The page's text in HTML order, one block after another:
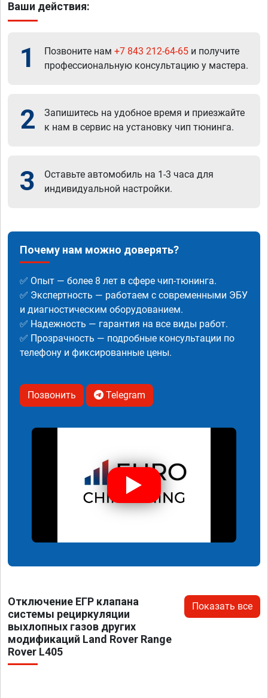
Ваши действия:
1 Позвоните нам +7 843 212-64-65 и получите
профессиональную консультацию у мастера.
2
Запишитесь на удобное время и приезжайте
к нам в сервис на установку чип тюнинга.
3
Оставьте автомобиль на 1-3 часа для
индивидуальной настройки.
Почему нам можно доверять?
✅ Опыт — более 8 лет в сфере чип-тюнинга.
✅ Экспертность — работаем с современными ЭБУ
и диагностическим оборудованием.
✅ Надежность — гарантия на все виды работ.
✅ Прозрачность — подробные консультации по
телефону и фиксированные цены.
Позвонить Telegram
Отключение ЕГР клапана
системы рециркуляции
выхлопных газов других
модификаций Land Rover Range
Rover L405
Показать все